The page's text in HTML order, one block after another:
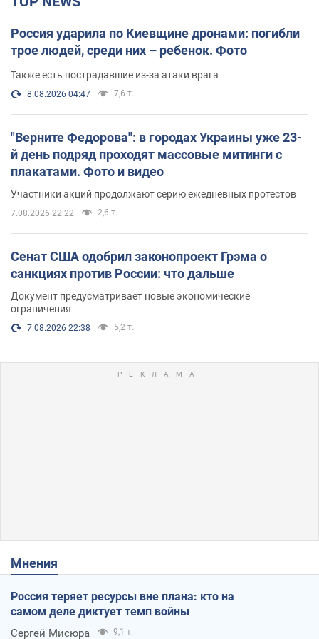
Россия ударила по Киевщине дронами: погибли
трое людей, среди них – ребенок. Фото
Также есть пострадавшие из-за атаки врага
8.08.2026 04:47 7,6 т.
"Верните Федорова": в городах Украины уже 23-
й день подряд проходят массовые митинги с
плакатами. Фото и видео
Участники акций продолжают серию ежедневных протестов
7.08.2026 22:22 2,6 т.
Сенат США одобрил законопроект Грэма о
санкциях против России: что дальше
Документ предусматривает новые экономические
ограничения
7.08.2026 22:38 5,2 т.
Мнения
Россия теряет ресурсы вне плана: кто на
самом деле диктует темп войны
Сергей Мисюра 9,1 т.